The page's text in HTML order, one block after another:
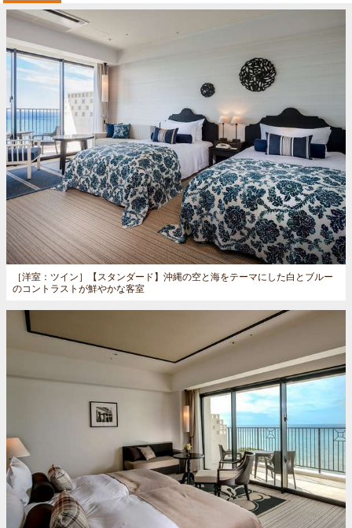
［洋室：ツイン］
【スタンダード】沖縄の空と海をテーマにした白とブルー
のコントラストが鮮やかな客室